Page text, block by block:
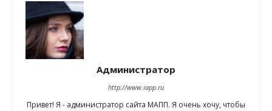
Администратор
http://www.iapp.ru
Привет! Я - администратор сайта МАПП. Я очень хочу, чтобы